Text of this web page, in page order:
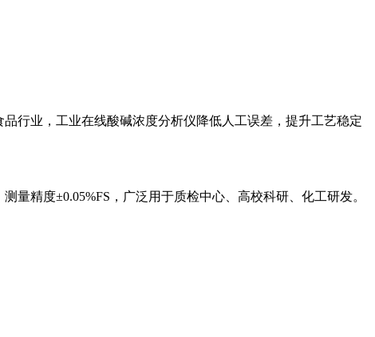
行业，工业在线酸碱浓度分析仪降低人工误差，提升工艺稳定
精度±0.05%FS，广泛用于质检中心、高校科研、化工研发。